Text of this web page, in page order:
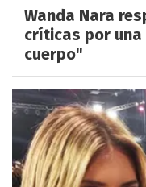
Wanda Nara
críticas por una
cuerpo"